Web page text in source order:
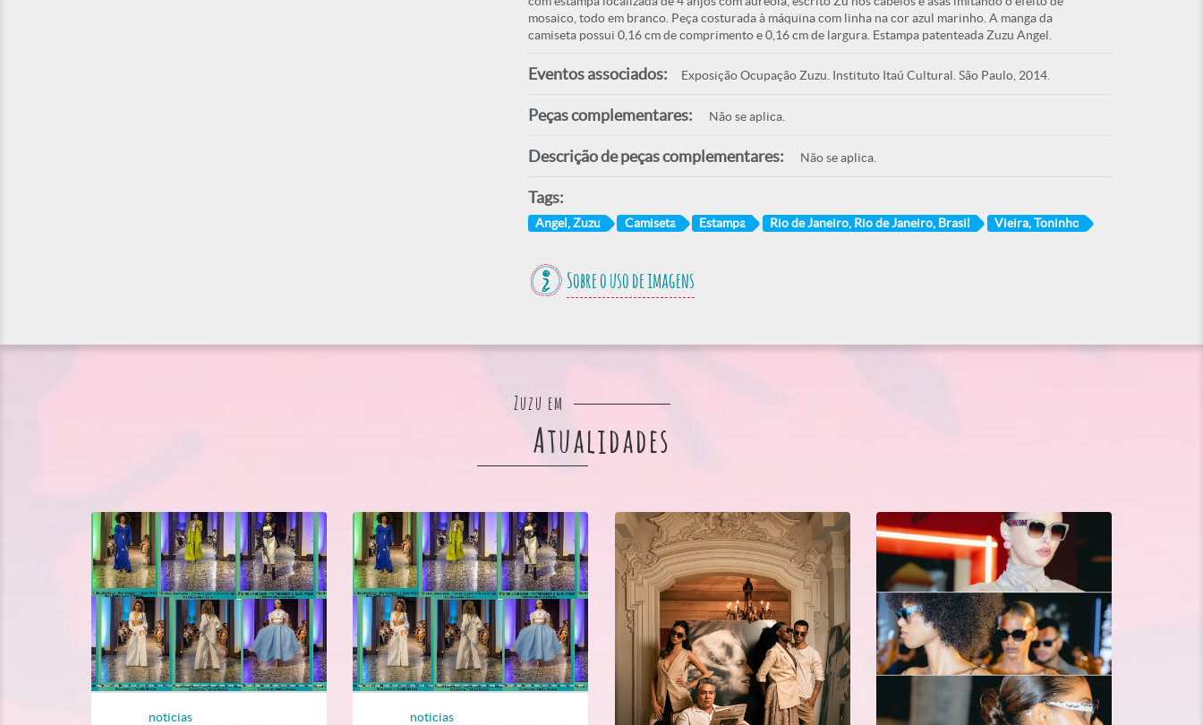
mosaico, todo em branco. Peça costurada à máquina com linha na cor azul marinho. A manga da
camiseta possui 0,16 cm de comprimento e 0,16 cm de largura. Estampa patenteada Zuzu Angel.
Eventos associados: Exposição Ocupação Zuzu. Instituto Itaú Cultural. São Paulo, 2014.
Peças complementares: Não se aplica.
Descrição de peças complementares: Não se aplica.
Tags:
Angel, Zuzu Camiseta Estampa Rio de Janeiro, Rio de Janeiro, Brasil Vieira, Toninho
Sobre o uso de imagens
Zuzu em
Atualidades
noticias noticias